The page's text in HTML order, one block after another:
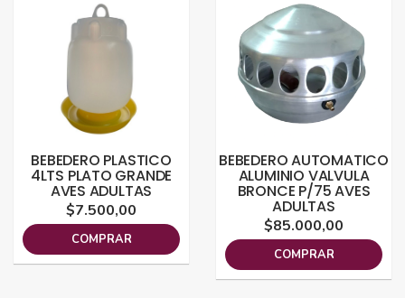
BEBEDERO PLASTICO
4LTS PLATO GRANDE
AVES ADULTAS
$7.500,00
COMPRAR
BEBEDERO AUTOMATICO
ALUMINIO VALVULA
BRONCE P/75 AVES
ADULTAS
$85.000,00
COMPRAR